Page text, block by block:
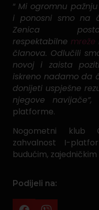
“ Mi ogromnu
i ponosni smo na
Zenica
respektabilne mreže
članova. Odlučili
novoj i zaista
iskreno nadamo da
donijeti uspješne
njegove navijače”,
platforme.
Nogometni klub
zahvalnost I-
budućim,
Podijeli na: